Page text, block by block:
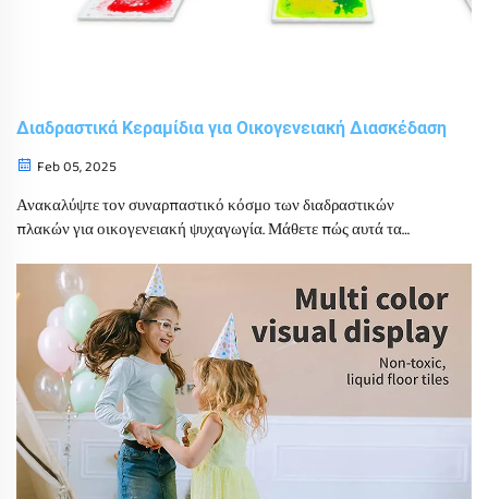
Διαδραστικά Κεραμίδια για Οικογενειακή Διασκέδαση
Feb 05, 2025
Ανακαλύψτε τον συναρπαστικό κόσμο των διαδραστικών
πλακών για οικογενειακή ψυχαγωγία. Μάθετε πώς αυτά τα
εκπαιδευτική εμπειρία τόσο για παιδιά όσο και για ενήλικες.